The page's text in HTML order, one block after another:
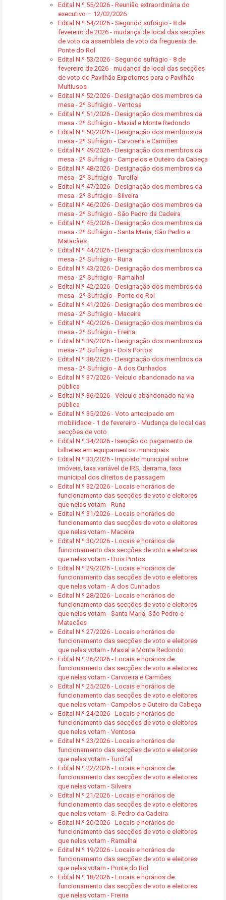
Edital N.º 55/2026 - Reunião extraordinária do
executivo – 12/02/2026
Edital N.º 54/2026 - Segundo sufrágio - 8 de
fevereiro de 2026 - mudança de local das secções
de voto da assembleia de voto da freguesia de
Ponte do Rol
Edital N.º 53/2026 - Segundo sufrágio - 8 de
fevereiro de 2026 - mudança de local das secções
de voto do Pavilhão Expotorres para o Pavilhão
Multiusos
Edital N.º 52/2026 - Designação dos membros da
mesa - 2º Sufrágio - Ventosa
Edital N.º 51/2026 - Designação dos membros da
mesa - 2º Sufrágio - Maxial e Monte Redondo
Edital N.º 50/2026 - Designação dos membros da
mesa - 2º Sufrágio - Carvoeira e Carmões
Edital N.º 49/2026 - Designação dos membros da
mesa - 2º Sufrágio - Campelos e Outeiro da Cabeça
Edital N.º 48/2026 - Designação dos membros da
mesa - 2º Sufrágio - Turcifal
Edital N.º 47/2026 - Designação dos membros da
mesa - 2º Sufrágio - Silveira
Edital N.º 46/2026 - Designação dos membros da
mesa - 2º Sufrágio - São Pedro da Cadeira
Edital N.º 45/2026 - Designação dos membros da
mesa - 2º Sufrágio - Santa Maria, São Pedro e
Matacães
Edital N.º 44/2026 - Designação dos membros da
mesa - 2º Sufrágio - Runa
Edital N.º 43/2026 - Designação dos membros da
mesa - 2º Sufrágio - Ramalhal
Edital N.º 42/2026 - Designação dos membros da
mesa - 2º Sufrágio - Ponte do Rol
Edital N.º 41/2026 - Designação dos membros de
mesa - 2º Sufrágio - Maceira
Edital N.º 40/2026 - Designação dos membros da
mesa - 2º Sufrágio - Freiria
Edital N.º 39/2026 - Designação dos membros da
mesa - 2º Sufrágio - Dois Portos
Edital N.º 38/2026 - Designação dos membros da
mesa - 2º Sufrágio - A dos Cunhados
Edital N.º 37/2026 - Veículo abandonado na via
pública
Edital N.º 36/2026 - Veículo abandonado na via
pública
Edital N.º 35/2026 - Voto antecipado em
mobilidade - 1 de fevereiro - Mudança de local das
secções de voto
Edital N.º 34/2026 - Isenção do pagamento de
bilhetes em equipamentos municipais
Edital N.º 33/2026 - Imposto municipal sobre
imóveis, taxa variável de IRS, derrama, taxa
municipal dos direitos de passagem
Edital N.º 32/2026 - Locais e horários de
funcionamento das secções de voto e eleitores
que nelas votam - Runa
Edital N.º 31/2026 - Locais e horários de
funcionamento das secções de voto e eleitores
que nelas votam - Maceira
Edital N.º 30/2026 - Locais e horários de
funcionamento das secções de voto e eleitores
que nelas votam - Dois Portos
Edital N.º 29/2026 - Locais e horários de
funcionamento das secções de voto e eleitores
que nelas votam - A dos Cunhados
Edital N.º 28/2026 - Locais e horários de
funcionamento das secções de voto e eleitores
que nelas votam - Santa Maria, São Pedro e
Matacães
Edital N.º 27/2026 - Locais e horários de
funcionamento das secções de voto e eleitores
que nelas votam - Maxial e Monte Redondo
Edital N.º 26/2026 - Locais e horários de
funcionamento das secções de voto e eleitores
que nelas votam - Carvoeira e Carmões
Edital N.º 25/2026 - Locais e horários de
funcionamento das secções de voto e eleitores
que nelas votam - Campelos e Outeiro da Cabeça
Edital N.º 24/2026 - Locais e horários de
funcionamento das secções de voto e eleitores
que nelas votam - Ventosa
Edital N.º 23/2026 - Locais e horários de
funcionamento das secções de voto e eleitores
que nelas votam - Turcifal
Edital N.º 22/2026 - Locais e horários de
funcionamento das secções de voto e eleitores
que nelas votam - Silveira
Edital N.º 21/2026 - Locais e horários de
funcionamento das secções de voto e eleitores
que nelas votam - S. Pedro da Cadeira
Edital N.º 20/2026 - Locais e horários de
funcionamento das secções de voto e eleitores
que nelas votam - Ramalhal
Edital N.º 19/2026 - Locais e horários de
funcionamento das secções de voto e eleitores
que nelas votam - Ponte do Rol
Edital N.º 18/2026 - Locais e horários de
funcionamento das secções de voto e eleitores
que nelas votam - Freiria